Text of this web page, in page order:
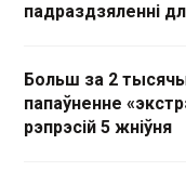
падраздзяленні
Больш за 2
папаўненне
рэпрэсій 5 жніўня